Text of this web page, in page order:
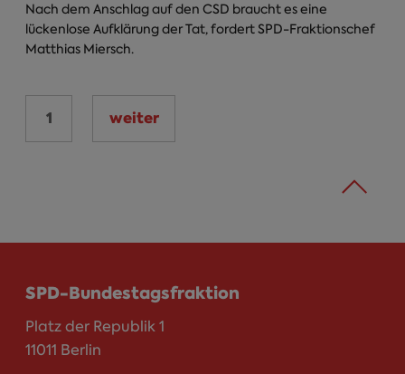
Nach dem Anschlag auf den CSD braucht es eine
lückenlose Aufklärung der Tat, fordert SPD-Fraktionschef
Matthias Miersch.
Seiten
1 weiter
SPD-Bundestagsfraktion
Platz der Republik 1
11011 Berlin